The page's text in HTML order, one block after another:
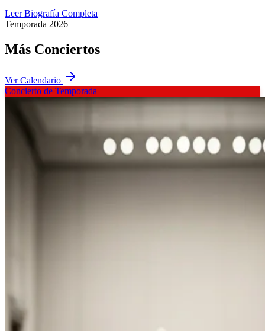
Leer Biografía Completa
Temporada 2026
Más Conciertos
Ver Calendario
Concierto de Temporada